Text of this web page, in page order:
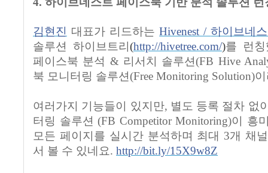
김현진 대표가 리드하는 Hivenest /하이브네
솔루션 하이브트리 (http://hivetree.com/)를 런칭
페이스북 분석 & 리서치 솔루션(FB Hive
북 모니터링 솔루션(Free Monitoring Solution)
여러가지 기능들이 있지만, 별도 등록 절차 없
터링 솔루션 (FB Competitor Monitoring)이 흥
모든 페이지를 실시간 분석하며 최대 3개 채
서 볼 수 있네요. http://bit.ly/15X9w8Z